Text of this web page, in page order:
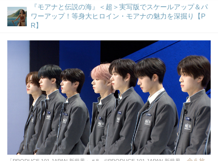
『モアナと伝説の海』＜超＞実写版でスケールアップ＆パ
ワーアップ！等身大ヒロイン・モアナの魅力を深掘り【P
R】